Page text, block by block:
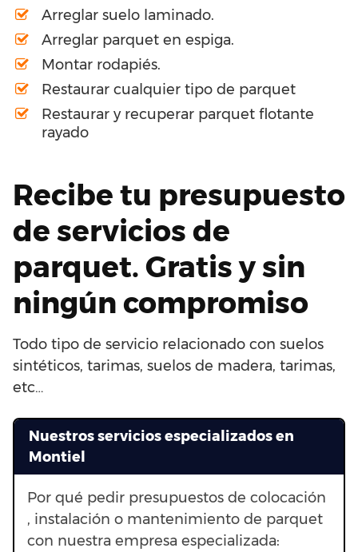
Arreglar suelo laminado.
Arreglar parquet en espiga.
Montar rodapiés.
Restaurar cualquier tipo de parquet
Restaurar y recuperar parquet flotante
rayado
Recibe tu presupuesto
de servicios de
parquet. Gratis y sin
ningún compromiso
Todo tipo de servicio relacionado con suelos
sintéticos, tarimas, suelos de madera, tarimas,
etc…
Nuestros servicios especializados en
Montiel
Por qué pedir presupuestos de colocación
, instalación o mantenimiento de parquet
con nuestra empresa especializada: